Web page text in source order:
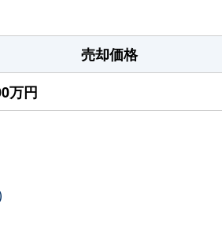
売却価格
万円